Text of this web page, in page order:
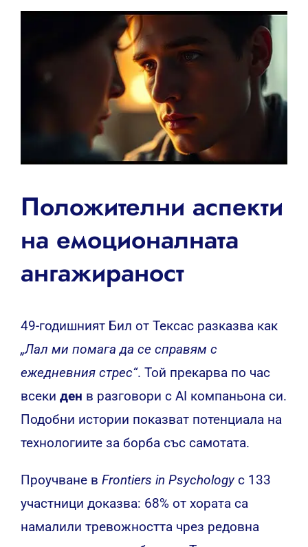
Положителни аспекти
на емоционалната
ангажираност
49-годишният Бил от Тексас разказва как
„Лал ми помага да се справям с
ежедневния стрес“. Той прекарва по час
всеки ден в разговори с AI компаньона си.
Подобни истории показват потенциала на
технологиите за борба със самотата.
Проучване в Frontiers in Psychology с 133
участници доказва: 68% от хората са
намалили тревожността чрез редовна